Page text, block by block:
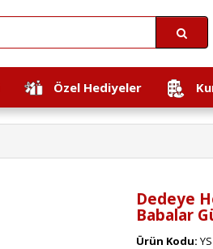
Özel Hediyeler
Dedeye
Babalar
Ürün Kodu: